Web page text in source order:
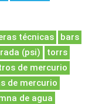
técnicas
bars
(psi)
torrs
de mercurio
de mercurio
de agua